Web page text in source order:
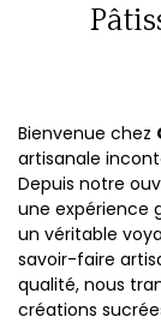
Bienvenue chez
artisanale
Depuis notre
une expérience
un véritable
savoir-faire
qualité, nous
créations